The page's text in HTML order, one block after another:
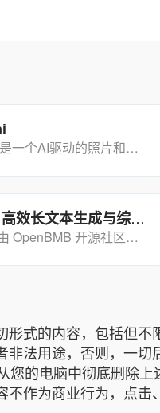
Remini是一个AI驱动的照片和视频增强工具，旨在通过先进的技术提升视觉内容的质量。【需要科学上网】
卷姬：高效长文本生成与综述工具
卷姬是由 OpenBMB 开源社区推出的一款基于先进自然语言处理技术的长文本生成与综述工具，能够快速生成高质量的综述报告。
式的内容，包括但
法用途，否则，一
的电脑中彻底删除
作为商业行为，点